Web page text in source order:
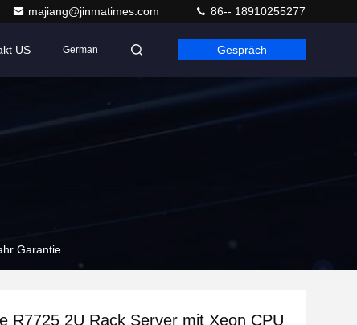
majiang@jinmatimes.com 86-- 18910255277
US German Gespräch
Garantie
R7725 2U Rack Server mit Xeon CPU